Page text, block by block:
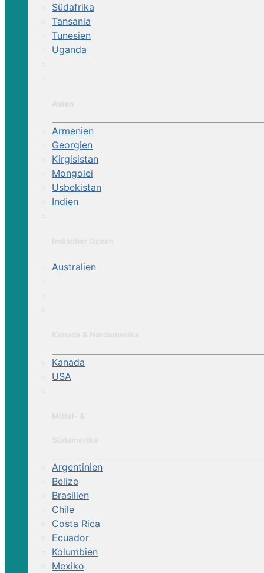
Südafrika
Tansania
Tunesien
Uganda
Armenien
Georgien
Kirgisistan
Mongolei
Usbekistan
Indien
Australien
Kanada
USA
Argentinien
Belize
Brasilien
Chile
Costa Rica
Ecuador
Kolumbien
Mexiko
reisen
amerika
sued_am
colombia
Reittour | Almeida History Trail
Ritt auf den historischen Viehwegen der